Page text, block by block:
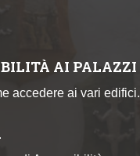
AI PALAZZI
accedere ai vari edifici.